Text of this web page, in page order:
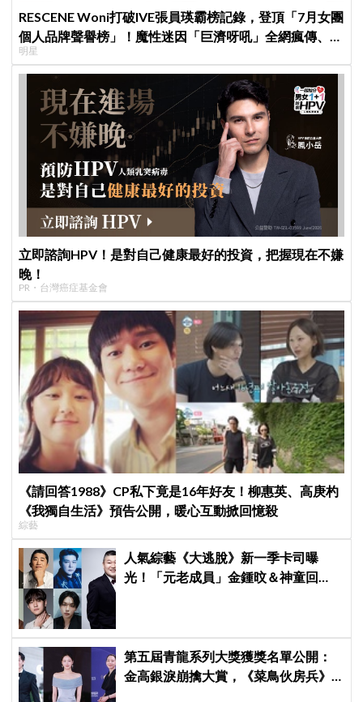
RESCENE Woni打破IVE張員瑛霸榜記錄，登頂「7月女團
個人品牌聲譽榜」！魔性迷因「巨濟呀吼」全網瘋傳、逆
襲Melon第一
明星
立即諮詢HPV！是對自己健康最好的投資，把握現在不嫌
晚！
PR・台灣癌症基金會
《請回答1988》CP私下竟是16年好友！柳惠英、高庚杓
《我獨自生活》預告公開，暖心互動掀回憶殺
綜藝
人氣綜藝《大逃脫》新一季卡司曝
光！「元老成員」金鍾旼＆神童回
第五屆青龍系列大獎獲獎名單公開：
金高銀淚崩擒大賞，《菜鳥伙房兵》